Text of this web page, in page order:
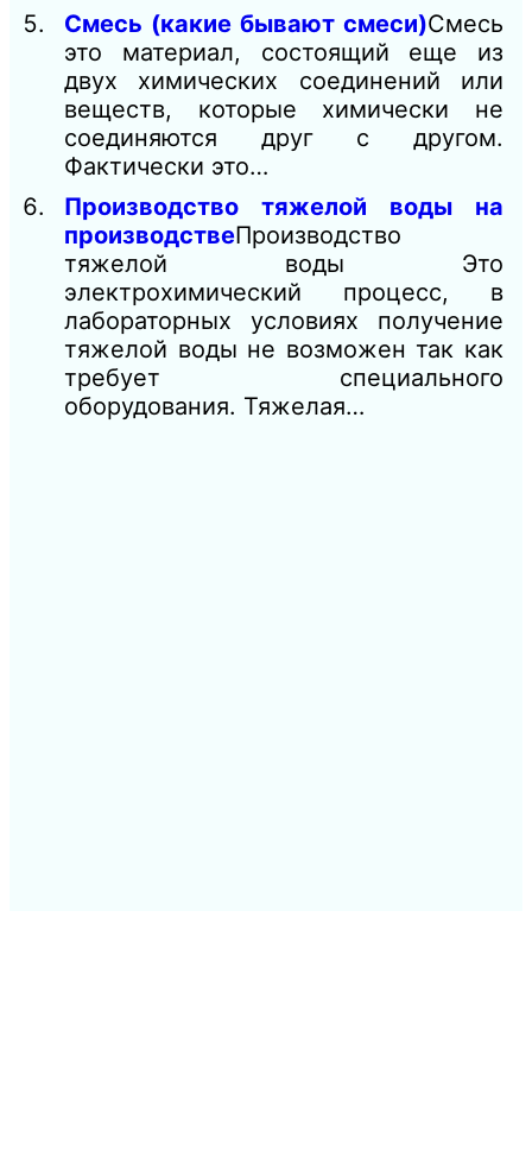
Смесь (какие бывают смеси)Смесь
это материал, состоящий еще из
двух химических соединений или
веществ, которые химически не
соединяются друг с другом.
Фактически это…
Производство тяжелой воды на
производствеПроизводство
тяжелой воды Это
электрохимический процесс, в
лабораторных условиях получение
тяжелой воды не возможен так как
требует специального
оборудования. Тяжелая…